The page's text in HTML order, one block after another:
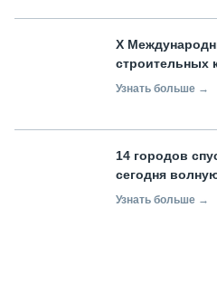
X
строительных
Узнать больше →
14 городов
сегодня
Узнать больше →